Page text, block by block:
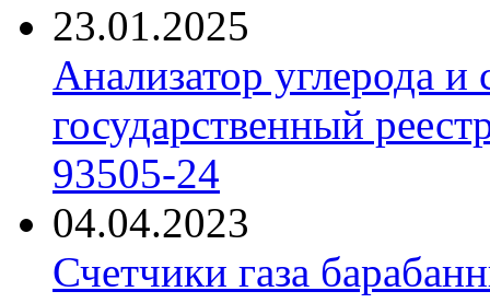
23.01.2025
Анализатор углерода
государственный
93505-24
04.04.2023
Счетчики газа